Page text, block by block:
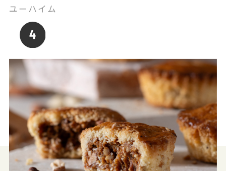
ユーハイム